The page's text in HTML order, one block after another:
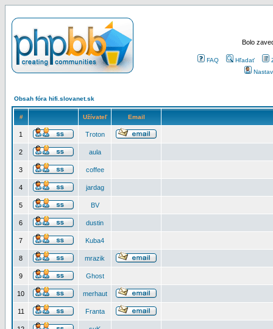
Bolo
FAQ Hľadať
Obsah fóra hifi.slovanet.sk
# Užívateľ Email
1 Troton
2 aula
3 coffee
4 jardag
5 BV
6 dustin
7 Kuba4
8 mrazik
9 Ghost
10 merhaut
11 Franta